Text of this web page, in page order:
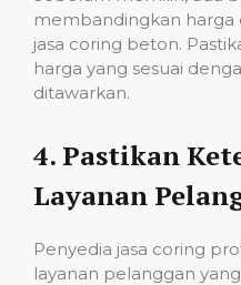
membandingkan harga
jasa coring beton.
harga yang sesuai
ditawarkan.
4. Pastikan
Layanan
Penyedia jasa coring
layanan pelanggan